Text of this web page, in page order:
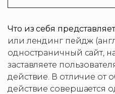
Что из себя
или лендинг пейдж
одностраничный сайт,
заставляете
действие. В отличие от
действие совершается